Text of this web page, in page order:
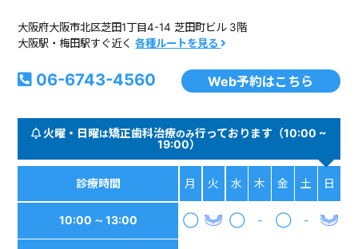
大阪府大阪市北区芝田1丁目4-14 芝田町ビル 3階
大阪駅・梅田駅すぐ近く各種ルートを見る
06-6743-4560 Web予約はこちら
火曜・日曜は矯正歯科治療のみ行っております（10:00 ~
19:00）
診療時間
10:00 ∼ 13:00
月 火 水 木 金 土 日
◯ ◯ - ◯ -